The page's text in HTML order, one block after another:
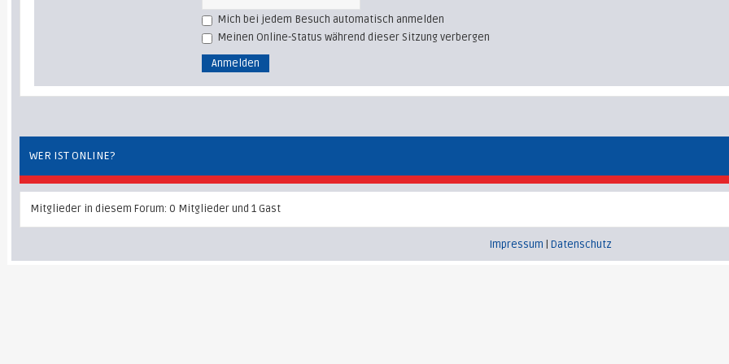
Mich bei jedem Besuch automatisch anmelden
Meinen Online-Status während dieser Sitzung verbergen
WER IST ONLINE?
Mitglieder in diesem Forum: 0 Mitglieder und 1 Gast
Impressum |Datenschutz